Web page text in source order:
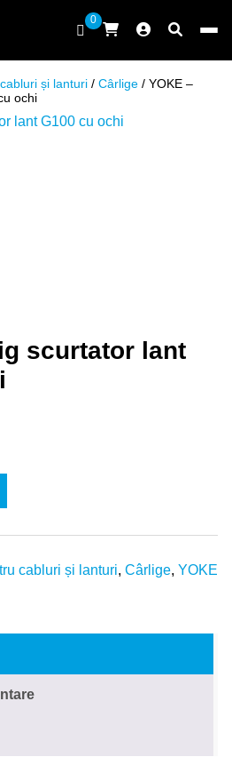
0
și lanturi / Cârlige / YOKE –
ochi
scurtator lant
cabluri și lanturi, Cârlige, YOKE